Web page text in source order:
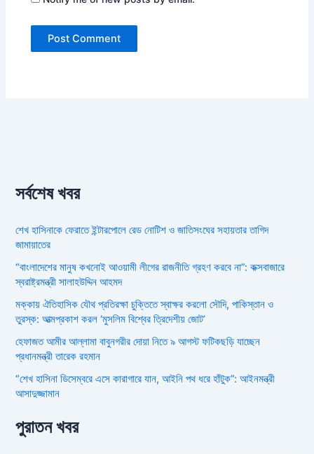
সর্বশেষ খবর
শেখ হাসিনাকে ফেরাতে ইন্টারপোলে রেড নোটিশ ও জাতিসংঘের সহায়তার তাগিদ
জামায়াতের
“বাংলাদেশের মানুষ কখনোই আওয়ামী লীগের রাজনীতি গ্রহণ করবে না”: কক্সবাজারে
স্বরাষ্ট্রমন্ত্রী সালাহউদ্দিন আহমদ
মক্কায় ঐতিহাসিক যৌথ প্রতিরক্ষা চুক্তিতে স্বাক্ষর করলো সৌদি, পাকিস্তান ও
তুরস্ক: আত্মপ্রকাশ করল ‘মুসলিম বিশ্বের ত্রিদেশীয় জোট’
হেফাজত আমীর আল্লামা বাবুনগরীর দোয়া নিতে ৯ আগস্ট ফটিকছড়ি যাচ্ছেন
প্রধানমন্ত্রী তারেক রহমান
“শেখ হাসিনা ডিসেম্বরে এসে কারাগারে যান, আইনি পথ ধরে হাঁটুক”: আইনমন্ত্রী
আসাদুজ্জামান
পুরাতন খবর